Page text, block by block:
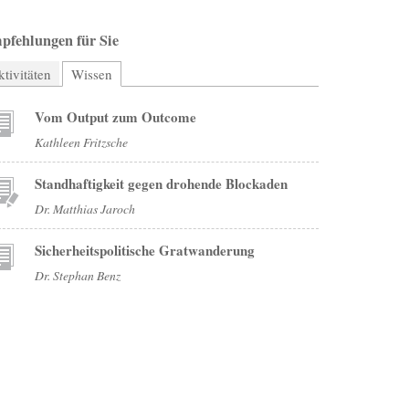
für Sie
Wissen
Vom Output zum Outcome
Kathleen Fritzsche
Standhaftigkeit gegen drohende Blockaden
Dr. Matthias Jaroch
Sicherheitspolitische Gratwanderung
Dr. Stephan Benz